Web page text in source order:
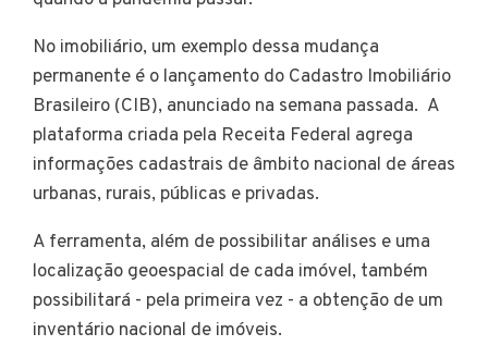
No imobiliário, um exemplo dessa mudança
permanente é o lançamento do Cadastro Imobiliário
Brasileiro (CIB), anunciado na semana passada. A
plataforma criada pela Receita Federal agrega
informações cadastrais de âmbito nacional de áreas
urbanas, rurais, públicas e privadas.
A ferramenta, além de possibilitar análises e uma
localização geoespacial de cada imóvel, também
possibilitará - pela primeira vez - a obtenção de um
inventário nacional de imóveis.